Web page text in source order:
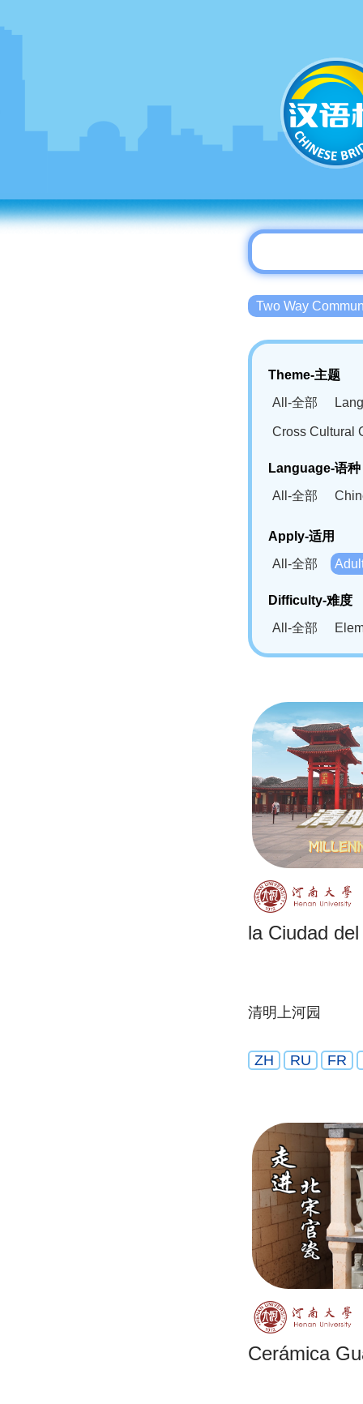
Two Way
Theme-主题
All-全部
Cross Cultural
Language-语种
All-全部
Bahasa
Swahili(SW)-
Apply-适用
All-全部
Difficulty-难度
All-全部
la Ciudad
清明上河园
ZH RU FR
Cerámica